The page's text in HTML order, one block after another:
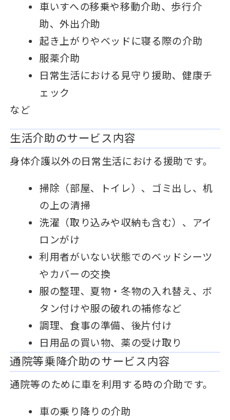
車いすへの移乗や移動介助、歩行介
助、外出介助
起き上がりやベッドに寝る際の介助
服薬介助
日常生活における見守り援助、健康チ
ェック
など
生活介助のサービス内容
身体介護以外の日常生活における援助です。
掃除（部屋、トイレ）、ゴミ出し、机
の上の清掃
洗濯（取り込みや収納も含む）、アイ
ロンがけ
利用者がいない状態でのベッドシーツ
やカバーの交換
服の整理、夏物・冬物の入れ替え、ボ
タン付けや服の破れの補修など
調理、食事の準備、後片付け
日用品の買い物、薬の受け取り
通院等乗降介助のサービス内容
通院等のために車を利用する時の介助です。
車の乗り降りの介助